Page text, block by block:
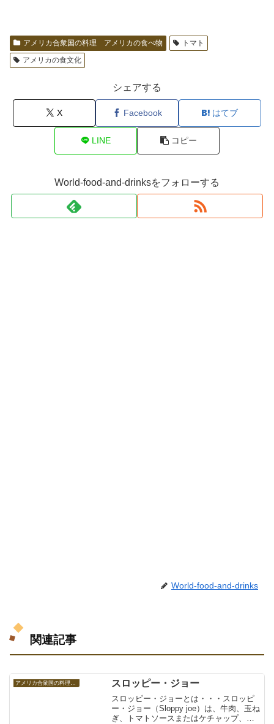
アメリカ合衆国の料理 アメリカの食べ物
トマト
アメリカの食文化
シェアする
X Facebook はてブ
LINE コピー
World-food-and-drinksをフォローする
World-food-and-drinks
関連記事
アメリカ合衆国の料理 アメリカの食べ物 スロッピー・ジョー
スロッピー・ジョーとは・・・スロッピ
ー・ジョー（Sloppy joe）は、牛肉、玉ね
ぎ、トマトソースまたはケチャップ、ウ